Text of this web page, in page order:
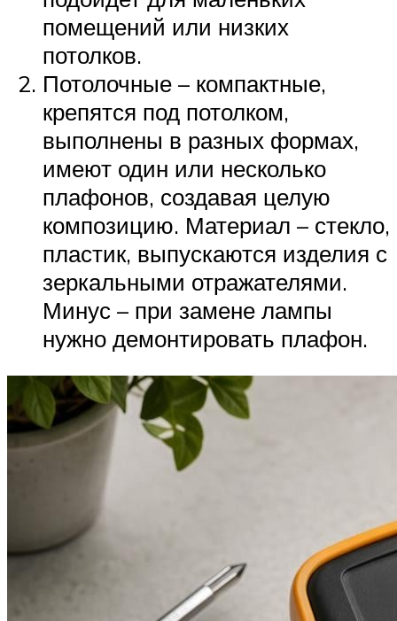
помещений или низких
потолков.
Потолочные – компактные,
крепятся под потолком,
выполнены в разных формах,
имеют один или несколько
плафонов, создавая целую
композицию. Материал – стекло,
пластик, выпускаются изделия с
зеркальными отражателями.
Минус – при замене лампы
нужно демонтировать плафон.